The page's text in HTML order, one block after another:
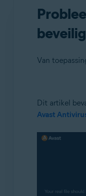
Van
Producten:
Avast
Avast One
Dit artikel
Avast